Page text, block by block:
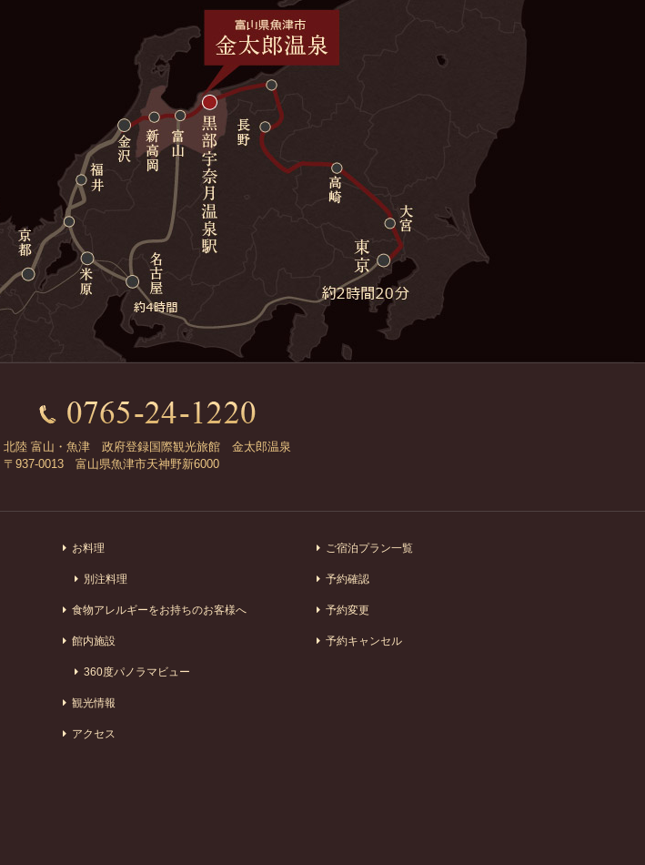
北陸 富山・魚津 政府登録国際観光旅館 金太郎温泉
〒937-0013 富山県魚津市天神野新6000
お料理
別注料理
食物アレルギーをお持ちのお客様へ
館内施設
360度パノラマビュー
観光情報
アクセス
ご宿泊プラン一覧
予約確認
予約変更
予約キャンセル